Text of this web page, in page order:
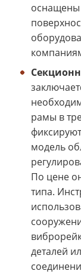
оснащены
рамы в
модель
По цене
типа.
деталей